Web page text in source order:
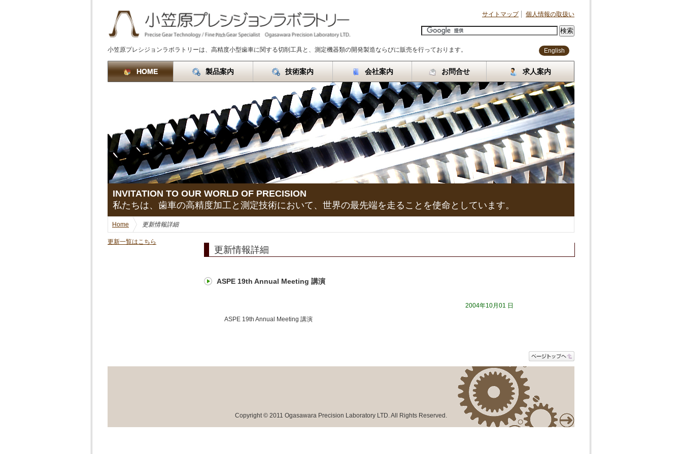
サイトマップ 個人情報の取扱い
小笠原プレシジョンラボラトリーは、高精度小型歯車に関する切削工具と、測定機器類の開発製造ならびに販売を行っております。 English
HOME 製品案内 技術案内 会社案内 お問合せ 求人案内
INVITATION TO OUR WORLD OF PRECISION
私たちは、歯車の高精度加工と測定技術において、世界の最先端を走ることを使命としています。
Home 更新情報詳細
更新一覧はこちら
更新情報詳細
ASPE 19th Annual Meeting 講演
2004年10月01 日
ASPE 19th Annual Meeting 講演
Copyright © 2011 Ogasawara Precision Laboratory LTD. All Rights Reserved.